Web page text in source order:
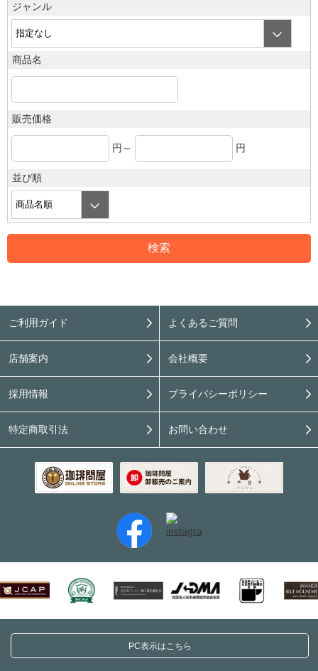
ジャンル
商品名
販売価格
円～ 円
並び順
ご利用ガイド よくあるご質問
店舗案内 会社概要
採用情報 プライバシーポリシー
特定商取引法 お問い合わせ
PC表示はこちら